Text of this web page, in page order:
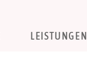
LEISTUNGEN